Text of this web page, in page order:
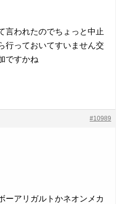
言われたのでちょっと中止
行っておいてすいません交
ですかね
#10989
ーアリガルトかネオンメカ